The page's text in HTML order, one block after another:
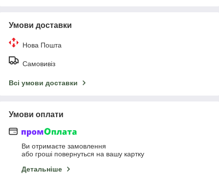
Умови доставки
Нова Пошта
Самовивіз
Всі умови доставки
Умови оплати
Ви отримаєте замовлення
або гроші повернуться на вашу картку
Детальніше